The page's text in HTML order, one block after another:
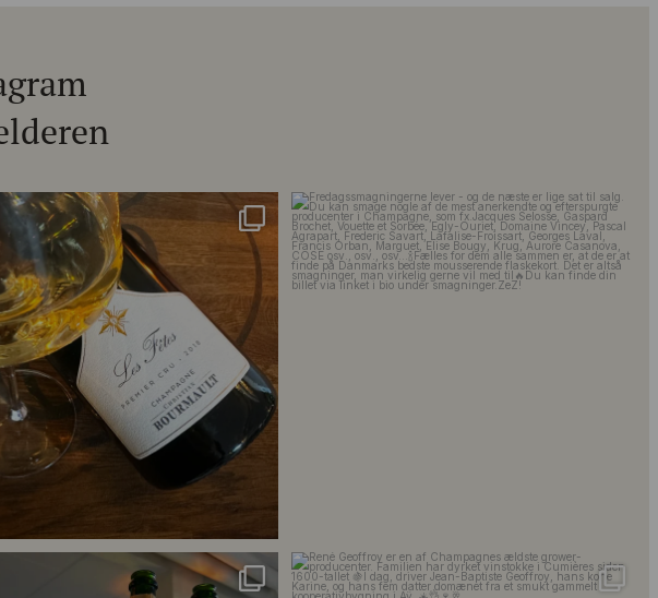
Bourmalt, Les Fetes 2018 🍾
24 4
Fredagssmagningerne lever – og de næste er lige
til @minglr_netvaerk_for_singler for at... René Geoffroy er en af Champagnes ældste...